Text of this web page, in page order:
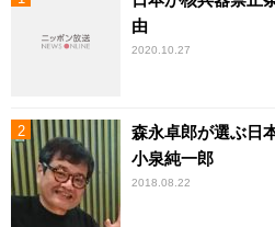
由
2020.10.27
森永卓郎が選ぶ日
小泉純一郎
2018.08.22